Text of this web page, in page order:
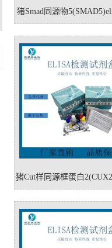
猪Smad同源物
盒
猪Cut样同源框蛋白
剂盒